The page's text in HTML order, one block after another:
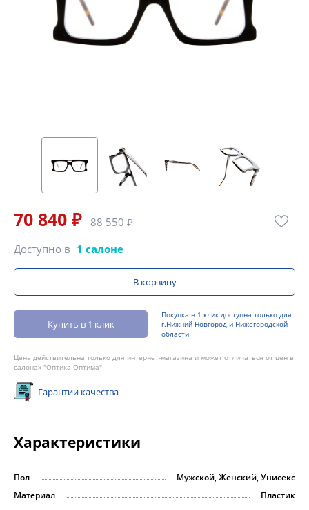
70 840 ₽ 88 550 ₽
Доступно в 1 салоне
В корзину
Купить в 1 клик
Покупка в 1 клик доступна только для
г.Нижний Новгород и Нижегородской
области
Цена действительна только для интернет-магазина и может отличаться от цен в
салонах "Оптика Оптима"
Гарантии качества
Характеристики
Пол
Мужской, Женский, Унисекс
Материал
Пластик